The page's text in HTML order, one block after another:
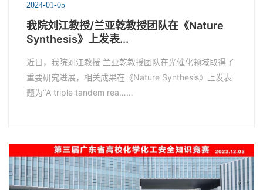
2024-01-05
我院刘江教授/兰亚乾教授团队在《Nature
Synthesis》上发表...
近日，我院刘江教授 兰亚乾教授团队在光催化领域取得了
重要研究进展，相关成果在《Nature Synthesis》上发表
题为“A triple tandem rea……